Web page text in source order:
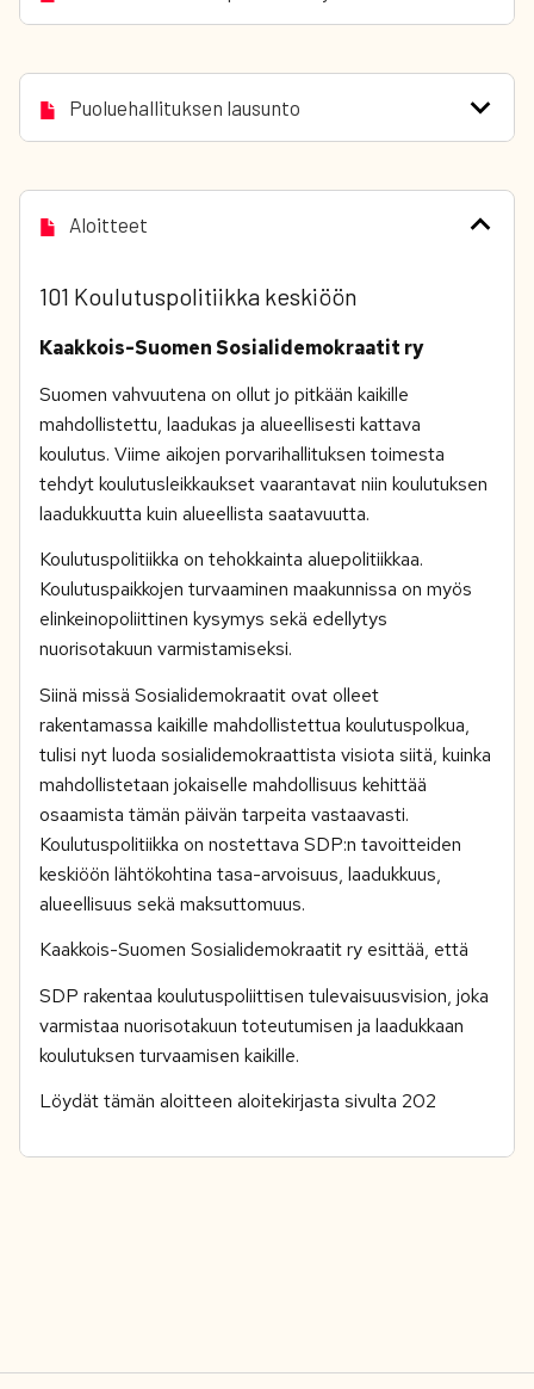
Puoluehallituksen lausunto
Aloitteet
101 Koulutuspolitiikka keskiöön
Kaakkois-Suomen Sosialidemokraatit ry
Suomen vahvuutena on ollut jo pitkään kaikille
mahdollistettu, laadukas ja alueellisesti kattava
koulutus. Viime aikojen porvarihallituksen toimesta
tehdyt koulutusleikkaukset vaarantavat niin koulutuksen
laadukkuutta kuin alueellista saatavuutta.
Koulutuspolitiikka on tehokkainta aluepolitiikkaa.
Koulutuspaikkojen turvaaminen maakunnissa on myös
elinkeinopoliittinen kysymys sekä edellytys
nuorisotakuun varmistamiseksi.
Siinä missä Sosialidemokraatit ovat olleet
rakentamassa kaikille mahdollistettua koulutuspolkua,
tulisi nyt luoda sosialidemokraattista visiota siitä, kuinka
mahdollistetaan jokaiselle mahdollisuus kehittää
osaamista tämän päivän tarpeita vastaavasti.
Koulutuspolitiikka on nostettava SDP:n tavoitteiden
keskiöön lähtökohtina tasa-arvoisuus, laadukkuus,
alueellisuus sekä maksuttomuus.
Kaakkois-Suomen Sosialidemokraatit ry esittää, että
SDP rakentaa koulutuspoliittisen tulevaisuusvision, joka
varmistaa nuorisotakuun toteutumisen ja laadukkaan
koulutuksen turvaamisen kaikille.
Löydät tämän aloitteen aloitekirjasta sivulta 202